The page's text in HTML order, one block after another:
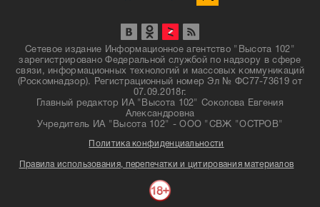
Сетевое издание Информационное агентство "Высота 102"
зарегистрировано Федеральной службой по надзору в сфере
связи, информационных технологий и массовых коммуникаций
(Роскомнадзор). Регистрационный номер Эл № ФС77-73619 от
07.09.2018г.
Главный редактор ИА "Высота 102" Соколова Евгения
Александровна
Учредитель ИА "Высота 102" - ООО "СВЖ "ОСТРОВ"
Политика конфиденциальности
Правила использования, перепечатки и цитирования материалов